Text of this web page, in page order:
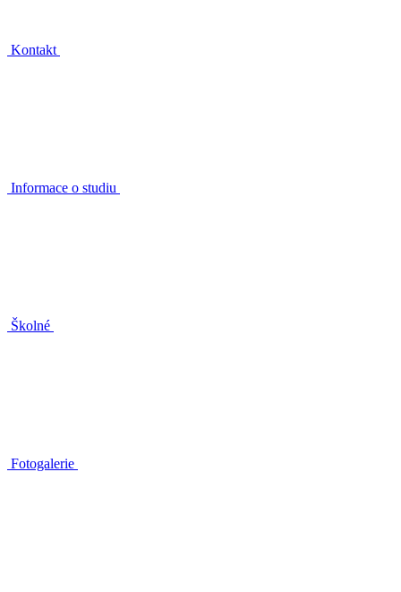
Kontakt
Informace o studiu
Školné
Fotogalerie